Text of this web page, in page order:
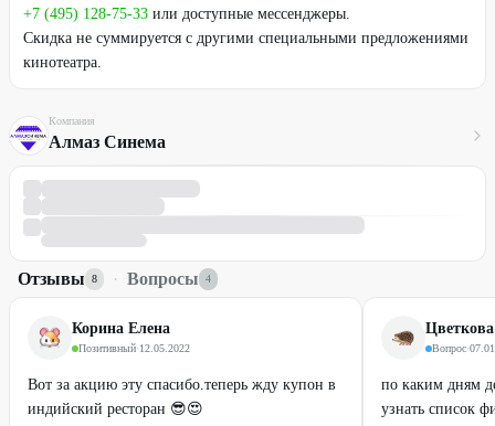
+7 (495) 128-75-33 или доступные мессенджеры.
Скидка не суммируется с другими специальными предложениями
кинотеатра.
Компания
Алмаз Синема
Отзывы 8 · Вопросы 4
Корина Елена
Позитивный·12.05.2022
Вот за акцию эту спасибо.теперь жду купон в
индийский ресторан 😎😍
Вопрос·
по каким дням
узнать список